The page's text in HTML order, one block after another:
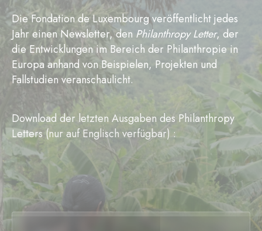
Die Fondation de Luxembourg veröffentlicht jedes
Jahr einen Newsletter, den Philanthropy Letter, der
die Entwicklungen im Bereich der Philanthropie in
Europa anhand von Beispielen, Projekten und
Fallstudien veranschaulicht.
Download der letzten Ausgaben des Philanthropy
Letters (nur auf Englisch verfügbar) :